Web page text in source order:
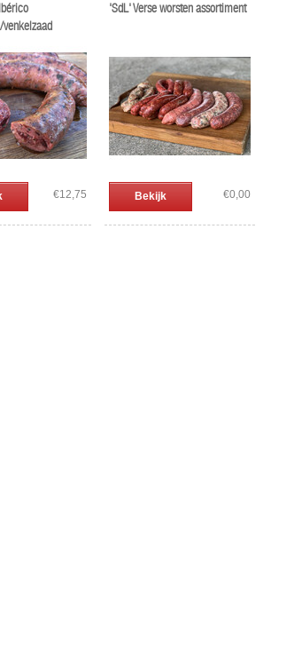
€12,75
'SdL' Verse worsten assortiment
Bekijk €0,00